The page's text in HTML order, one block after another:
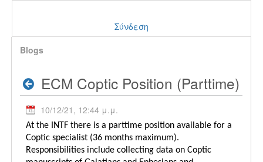
Σύνδεση
Blogs
ECM Coptic Position (Parttime)
10/12/21, 12:44 μ.μ.
At the INTF there is a parttime position available for a
Coptic specialist (36 months maximum).
Responsibilities include collecting data on Coptic